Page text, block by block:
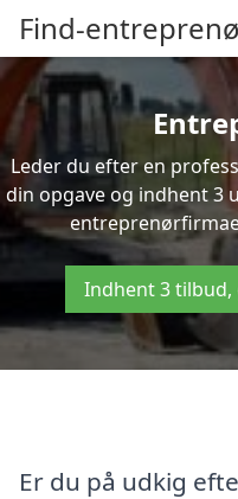
Find-
Leder du efter en
din opgave og indhent 3
Indhent 3
Er du på udkig